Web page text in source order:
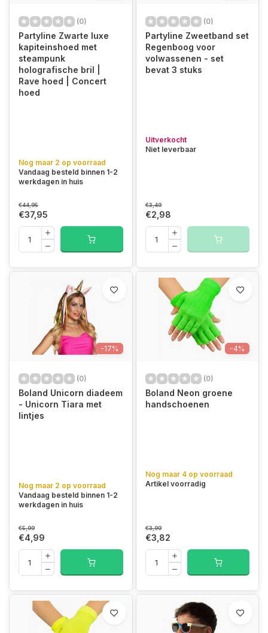
(0)
Partyline Zwarte luxe
kapiteinshoed met
steampunk
holografische bril |
Rave hoed | Concert
hoed
Nog maar 2 op voorraad
Vandaag besteld binnen 1-2
werkdagen in huis
€44,95
€37,95
(0)
Partyline Zweetband set
Regenboog voor
volwassenen - set
bevat 3 stuks
Uitverkocht
Niet leverbaar
€3,49
€2,98
-17%
(0)
Boland Unicorn diadeem
- Unicorn Tiara met
lintjes
Nog maar 2 op voorraad
Vandaag besteld binnen 1-2
werkdagen in huis
€5,99
€4,99
-4%
(0)
Boland Neon groene
handschoenen
Nog maar 4 op voorraad
Artikel voorradig
€3,99
€3,82